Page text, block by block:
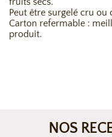
Peut être surgelé cru ou
Carton refermable :
produit.
NOS